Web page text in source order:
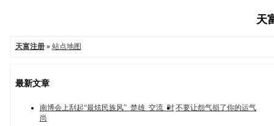
天
天富注册» 站点地图
最新文章
南博会上刮起“最炫民族风”_楚雄_交流_时
尚
不要让怨气损了你的运气